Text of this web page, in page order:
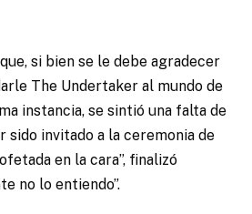
si bien se le debe agradecer
The Undertaker al mundo de
instancia, se sintió una falta de
sido invitado a la ceremonia de
en la cara”, finalizó
no lo entiendo”.